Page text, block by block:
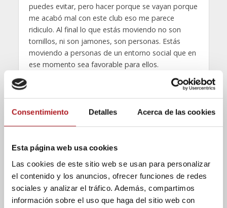
Consentimiento Detalles Acerca de las cookies
Esta página web usa cookies
Las cookies de este sitio web se usan para personalizar
el contenido y los anuncios, ofrecer funciones de redes
sociales y analizar el tráfico. Además, compartimos
información sobre el uso que haga del sitio web con
puedes evitar, pero hacer porque se vayan porque
me acabó mal con este club eso me parece
ridiculo. Al final lo que estás moviendo no son
tornillos, ni son jamones, son personas. Estás
moviendo a personas de un entorno social que en
ese momento sea favorable para ellos.
¿Es rentable ser presidente económicamente?
tenemos ninguna remuneración. Eso está en
estatutos y se cumple a rajatabla y me parece bien
lo que se tenga que avanzar en el club es a una
profesionalización en todos sus sectores. Ahora,
afortunadamente, tenemos una administrativa,
hay un fisio. Tenemos que hacer que esa
profesionalización siga avanzando de manera que,